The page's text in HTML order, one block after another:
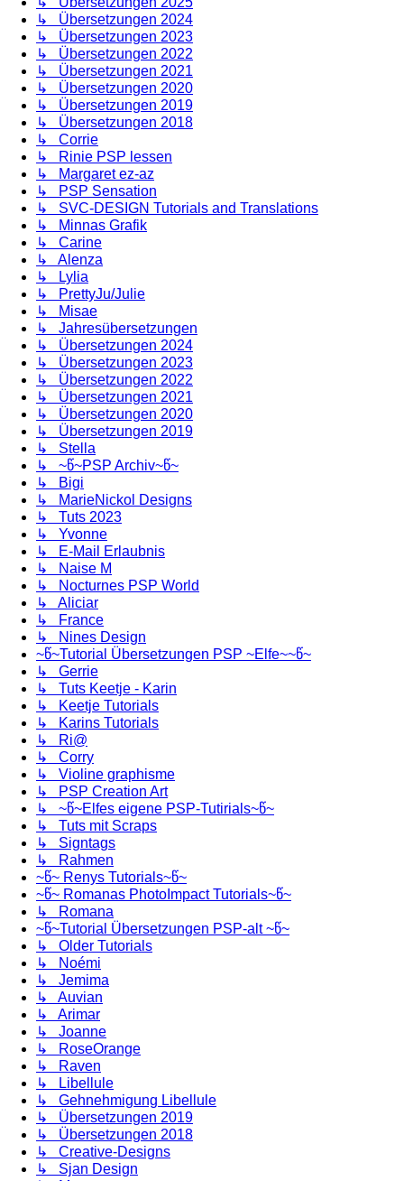
↳ Übersetzungen 2024
↳ Übersetzungen 2023
↳ Übersetzungen 2022
↳ Übersetzungen 2021
↳ Übersetzungen 2020
↳ Übersetzungen 2019
↳ Übersetzungen 2018
↳ Corrie
↳ Rinie PSP lessen
↳ Margaret ez-az
↳ PSP Sensation
↳ SVC-DESIGN Tutorials and Translations
↳ Minnas Grafik
↳ Carine
↳ Alenza
↳ Lylia
↳ PrettyJu/Julie
↳ Misae
↳ Jahresübersetzungen
↳ Übersetzungen 2024
↳ Übersetzungen 2023
↳ Übersetzungen 2022
↳ Übersetzungen 2021
↳ Übersetzungen 2020
↳ Übersetzungen 2019
↳ Stella
↳ ~წ~PSP Archiv~წ~
↳ Bigi
↳ MarieNickol Designs
↳ Tuts 2023
↳ Yvonne
↳ E-Mail Erlaubnis
↳ Naise M
↳ Nocturnes PSP World
↳ Aliciar
↳ France
↳ Nines Design
~წ~Tutorial Übersetzungen PSP ~Elfe~~წ~
↳ Gerrie
↳ Tuts Keetje - Karin
↳ Keetje Tutorials
↳ Karins Tutorials
↳ Ri@
↳ Corry
↳ Violine graphisme
↳ PSP Creation Art
↳ ~წ~Elfes eigene PSP-Tutirials~წ~
↳ Tuts mit Scraps
↳ Signtags
↳ Rahmen
~წ~ Renys Tutorials~წ~
~წ~ Romanas PhotoImpact Tutorials~წ~
↳ Romana
~წ~Tutorial Übersetzungen PSP-alt ~წ~
↳ Older Tutorials
↳ Noémi
↳ Jemima
↳ Auvian
↳ Arimar
↳ Joanne
↳ RoseOrange
↳ Raven
↳ Libellule
↳ Gehnehmigung Libellule
↳ Übersetzungen 2019
↳ Übersetzungen 2018
↳ Creative-Designs
↳ Sjan Design